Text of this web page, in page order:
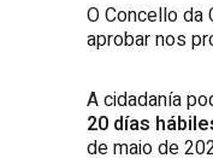
O Concello da
aprobar nos
A cidadanía
20 días
de maio de